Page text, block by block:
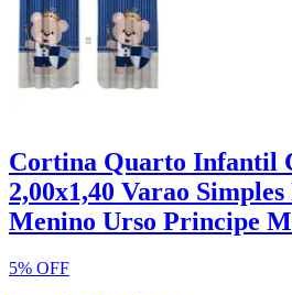
Cortina Quarto Infantil
2,00x1,40 Varao
Menino Urso Principe
5% OFF